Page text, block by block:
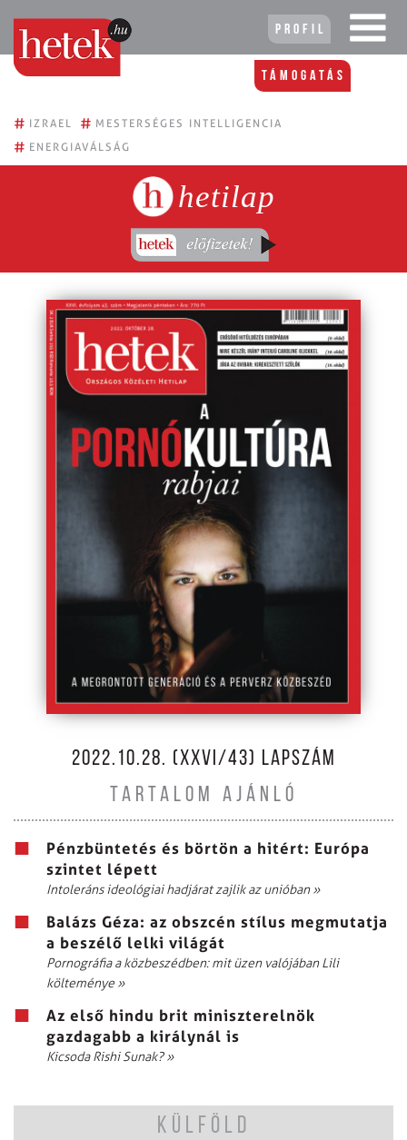
Profil
Támogatás
# IZRAEL # MESTERSÉGES INTELLIGENCIA
# ENERGIAVÁLSÁG
hetilap
2022.10.28. (XXVI/43) LAPSZÁM
TARTALOM AJÁNLÓ
Pénzbüntetés és börtön a hitért: Európa
szintet lépett
Intoleráns ideológiai hadjárat zajlik az unióban»
Balázs Géza: az obszcén stílus megmutatja
a beszélő lelki világát
Pornográfia a közbeszédben: mit üzen valójában Lili
költeménye »
Az első hindu brit miniszterelnök
gazdagabb a királynál is
Kicsoda Rishi Sunak?»
KÜLFÖLD